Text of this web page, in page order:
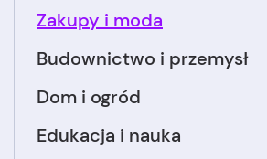
Budownictwo i przemysł
Dom i ogród
Edukacja i nauka
Zakupy i moda